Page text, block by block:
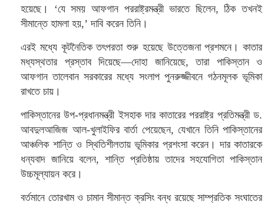
হয়েছে। ‘যে সময় আফগান পররাষ্ট্রমন্ত্রী ভারতে ছিলেন, ঠিক তখনই
সীমান্তে হামলা হয়,’ দাবি করেন তিনি।
এরই মধ্যে কূটনৈতিক তৎপরতা শুরু হয়েছে উত্তেজনা প্রশমনে। কাতার
মধ্যস্থতার প্রস্তাব দিয়েছে—দোহা জানিয়েছে, তারা পাকিস্তান ও
আফগান তালেবান সরকারের মধ্যে সংলাপ পুনরুজ্জীবনে গঠনমূলক ভূমিকা
রাখতে চায়।
পাকিস্তানের উপ-প্রধানমন্ত্রী ইসহাক দার কাতারের পররাষ্ট্র প্রতিমন্ত্রী ড.
আবদুলআজিজ আল-খুলাইফির বার্তা পেয়েছেন, যেখানে তিনি পাকিস্তানের
আঞ্চলিক শান্তি ও স্থিতিশীলতায় ভূমিকার প্রশংসা করেন। দার কাতারকে
ধন্যবাদ জানিয়ে বলেন, শান্তি প্রতিষ্ঠায় তাদের সহযোগিতা পাকিস্তান
উচ্চমূল্যায়ন করে।
বর্তমানে তোরখাম ও চামান সীমান্ত ক্রসিং বন্ধ রয়েছে সাম্প্রতিক সংঘাতের